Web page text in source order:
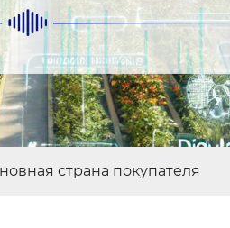
страна покупателя